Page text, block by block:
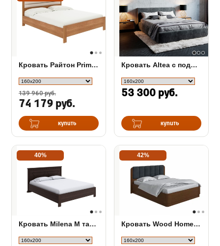
Кровать Райтон Prima с ПМ
139 960 руб.
74 179 руб.
купить
Кровать Altea с подъемным механизмом
53 300 руб.
купить
40%
Кровать Milena М тахта с подъемным механизмом
42%
Кровать Wood Home 2 с ПМ